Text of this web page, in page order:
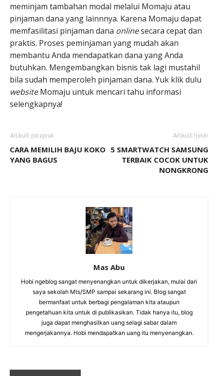
meminjam tambahan modal melalui Momaju atau
pinjaman dana yang lainnnya. Karena Momaju dapat
memfasilitasi pinjaman dana onlinesecara cepat dan
praktis. Proses peminjaman yang mudah akan
membantu Anda mendapatkan dana yang Anda
butuhkan. Mengembangkan bisnis tak lagi mustahil
bila sudah memperoleh pinjaman dana. Yuk klik dulu
websiteMomaju untuk mencari tahu informasi
selengkapnya!
Artikulli paraprak
CARA MEMILIH BAJU KOKO
YANG BAGUS
Artikulli tjetër
5 SMARTWATCH SAMSUNG
TERBAIK COCOK UNTUK
NONGKRONG
Mas Abu
Hobi ngeblog sangat menyenangkan untuk dikerjakan, mulai dari
saya sekolah Mts/SMP sampai sekarang ini. Blog sangat
bermanfaat untuk berbagi pengalaman kita ataupun
pengetahuan kita untuk di publikasikan. Tidak hanya itu, blog
juga dapat menghasilkan uang selagi sabar dalam
mengerjakannya. Hobi mendapatkan uang itu menyenangkan.